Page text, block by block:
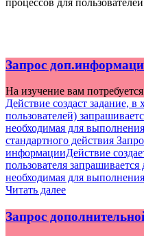
Запрос
На изучение вам
Действие создаст задание, в
пользователей)
необходимая для
стандартного действия
информацииДействие
пользователя
необходимая для
Читать далее
Запрос